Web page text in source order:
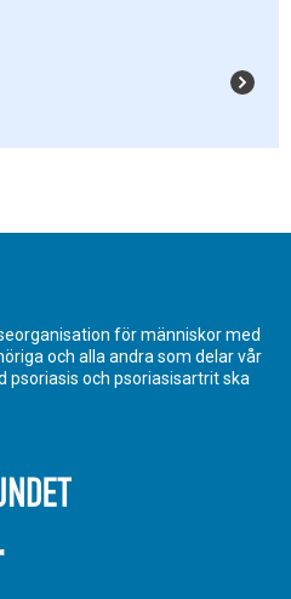
för människor med
och alla andra som delar vår
psoriasis och psoriasisartrit ska